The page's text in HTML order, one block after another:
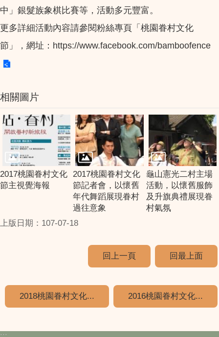
中」銀髮族象棋比賽等，活動多元豐富。
更多詳細活動內容請參閱粉絲專頁「桃園眷村文化
節」，網址： https://www.facebook.com/bamboofence
相關圖片
2017桃園眷村文化
節主視覺海報
2017桃園眷村文化
節記者會，以懷舊
年代舞蹈展現眷村
過往意象
龜山憲光二村主場
活動，以懷舊服飾
及升旗典禮展現眷
村氣氛
上版日期：107-07-18
回上一頁 回最上面
2018桃園眷村文化... 2016桃園眷村文化...